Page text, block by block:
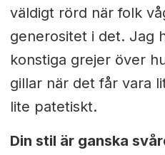
väldigt rörd när folk
generositet i det. Jag
konstiga grejer över
gillar när det får vara
lite patetiskt.
Din stil är ganska